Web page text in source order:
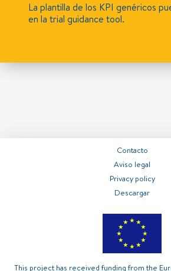
La plantilla de los KPI genéricos
en la trial guidance tool.
Contacto
Aviso legal
Privacy policy
Descargar
This project has received funding from the